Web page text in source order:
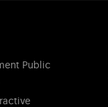
Public